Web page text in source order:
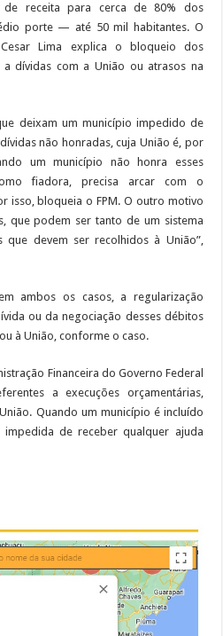
receita para cerca de 80% dos
porte — até 50 mil habitantes. O
Lima explica o bloqueio dos
dívidas com a União ou atrasos na
deixam um município impedido de
não honradas, cuja União é, por
um município não honra esses
fiadora, precisa arcar com o
isso, bloqueia o FPM. O outro motivo
que podem ser tanto de um sistema
devem ser recolhidos à União”,
ambos os casos, a regularização
ou da negociação desses débitos
à União, conforme o caso.
Financeira do Governo Federal
a execuções orçamentárias,
Quando um município é incluído
de receber qualquer ajuda